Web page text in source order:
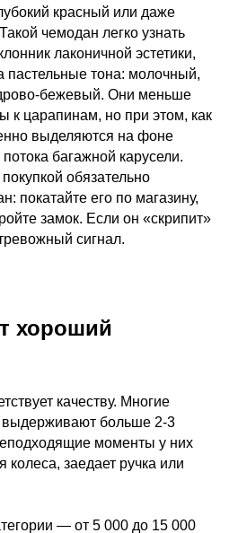
красный или даже
чемодан легко узнать
лаконичной эстетики,
пастельные тона: молочный,
бежевый. Они меньше
к царапинам, но при этом, как
выделяются на фоне
багажной карусели.
обязательно
покатайте его по магазину,
замок. Если он «скрипит»
сигнал.
хороший
качеству. Многие
выдерживают больше 2-3
моменты у них
колеса, заедает ручка или
— от 5 000 до 15 000